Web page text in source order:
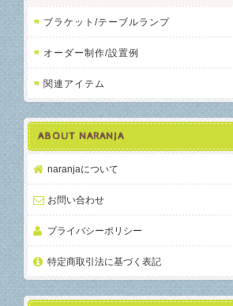
ブラケット/テーブルランプ
オーダー制作/設置例
関連アイテム
ABOUT NARANJA
naranjaについて
お問い合わせ
プライバシーポリシー
特定商取引法に基づく表記